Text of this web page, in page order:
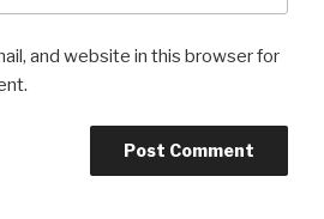
and website in this browser for